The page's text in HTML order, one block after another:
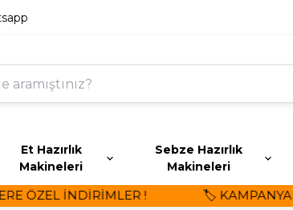
Et Hazırlık
Makineleri
Sebze Hazırlık
Makineleri
ÖZEL İNDİRİMLER ! 🏷️ KAMPANYALI